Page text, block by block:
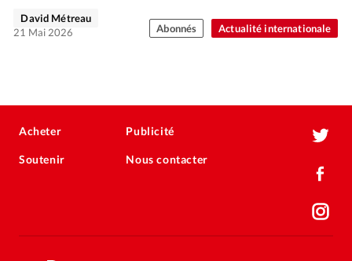
Actualité internationale
David Métreau
21 Mai 2026
Abonnés
Acheter
Soutenir
Publicité
Nous contacter